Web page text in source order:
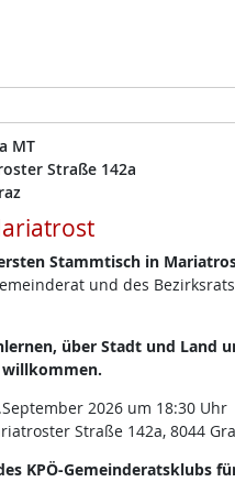
MT
Straße 142a
Stammtisch in
und des
über Stadt und
2026 um 18:30 Uhr
Straße 142a, 8044
KPÖ-Gemeinderatsklubs